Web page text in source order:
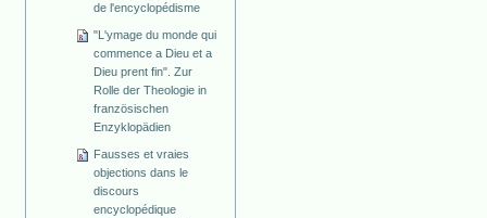
de l'encyclopédisme
"L'ymage du monde qui
commence a Dieu et a
Dieu prent fin". Zur
Rolle der Theologie in
französischen
Enzyklopädien
Fausses et vraies
objections dans le
discours
encyclopédique